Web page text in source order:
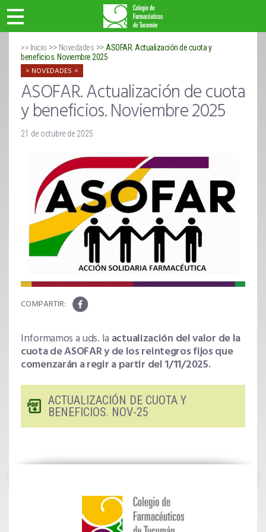
>> Inicio >> Novedades >> ASOFAR. Actualización de cuota y
beneficios. Noviembre 2025
NOVEDADES
ASOFAR. Actualización de cuota
y beneficios. Noviembre 2025
21 de octubre de 2025
Informamos a uds. la actualización del valor de la
cuota de ASOFAR y de los reintegros fijos que
comenzarán a regir a partir del 1/11/2025.
ACTUALIZACIÓN DE CUOTA Y
BENEFICIOS. NOV-25